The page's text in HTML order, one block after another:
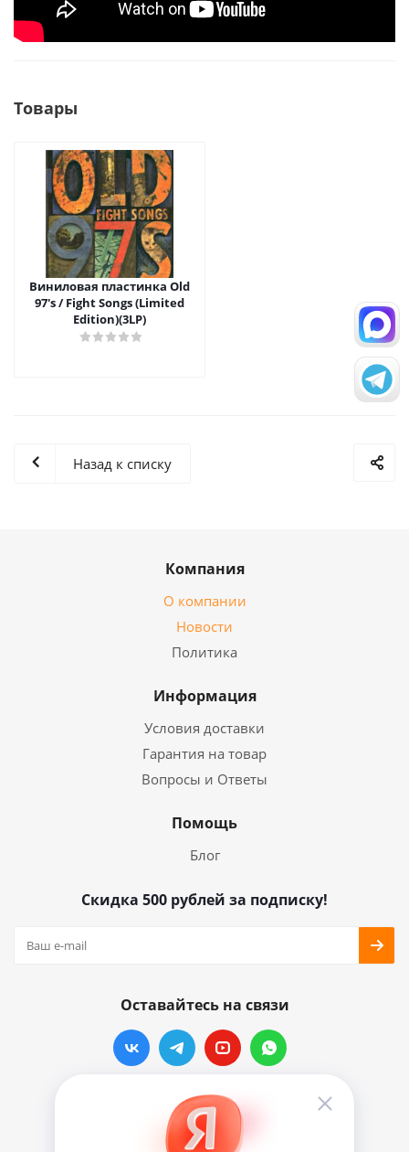
Товары
Виниловая пластинка Old
97's / Fight Songs (Limited
Edition)(3LP)
Назад к списку
Компания
О компании
Новости
Политика
Информация
Условия доставки
Гарантия на товар
Вопросы и Ответы
Помощь
Блог
Скидка 500 рублей за подписку!
Оставайтесь на связи
Наши контакты
info@vinylmarkt.ru